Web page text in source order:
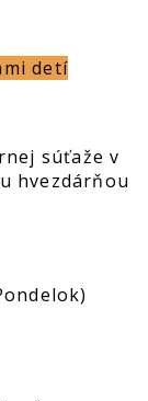
detí
súťaže v
hvezdárňou